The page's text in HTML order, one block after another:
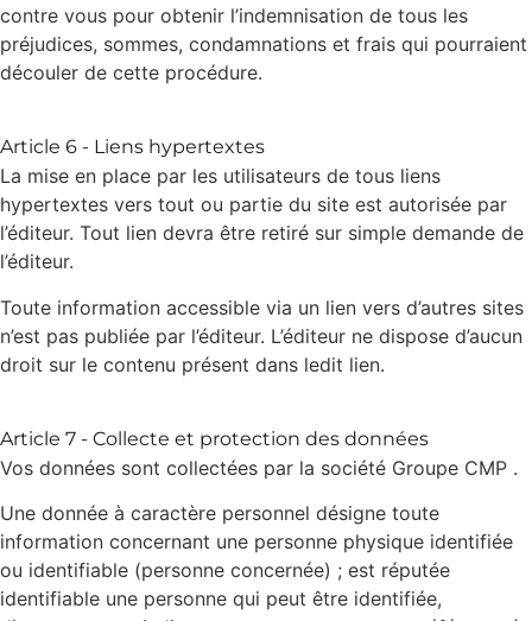
contre vous pour obtenir l’indemnisation de tous les
préjudices, sommes, condamnations et frais qui pourraient
découler de cette procédure.
Article 6 - Liens hypertextes
La mise en place par les utilisateurs de tous liens
hypertextes vers tout ou partie du site est autorisée par
l’éditeur. Tout lien devra être retiré sur simple demande de
l’éditeur.
Toute information accessible via un lien vers d’autres sites
n’est pas publiée par l’éditeur. L’éditeur ne dispose d’aucun
droit sur le contenu présent dans ledit lien.
Article 7 - Collecte et protection des données
Vos données sont collectées par la société Groupe CMP .
Une donnée à caractère personnel désigne toute
information concernant une personne physique identifiée
ou identifiable (personne concernée) ; est réputée
identifiable une personne qui peut être identifiée,